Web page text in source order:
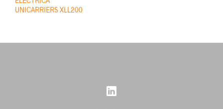
UNICARRIERS XLL200